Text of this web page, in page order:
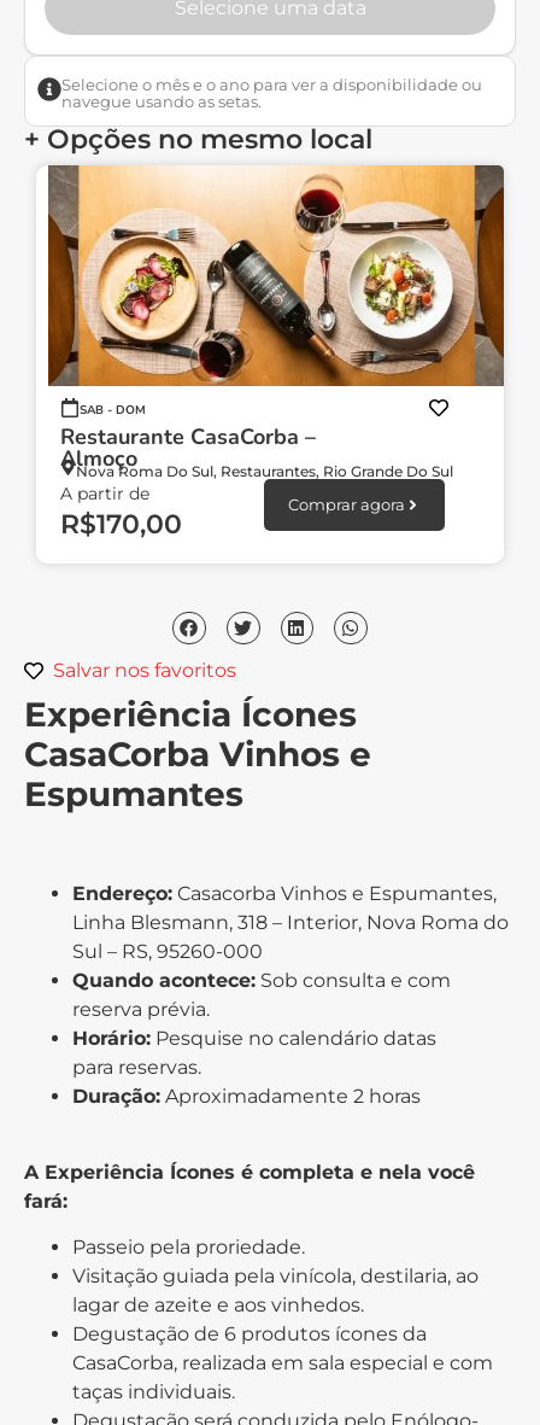
Salvar nos favoritos
Experiência Ícones
CasaCorba Vinhos e
Espumantes
Endereço: Casacorba Vinhos e Espumantes,
Linha Blesmann, 318 – Interior, Nova Roma do
Sul – RS, 95260-000
Quando acontece: Sob consulta e com
reserva prévia.
Horário: Pesquise no calendário datas
para reservas.
Duração: Aproximadamente 2 horas
A Experiência Ícones é completa e nela você
fará:
Passeio pela proriedade.
Visitação guiada pela vinícola, destilaria, ao
lagar de azeite e aos vinhedos.
Degustação de 6 produtos ícones da
CasaCorba, realizada em sala especial e com
taças individuais.
Selecione uma data
Selecione o mês e o ano para ver a disponibilidade ou
navegue usando as setas.
+ Opções no mesmo local
SAB - DOM
Restaurante CasaCorba –
Almoço
Nova Roma Do Sul, Restaurantes, Rio Grande Do Sul
A partir de
R$170,00
Comprar agora